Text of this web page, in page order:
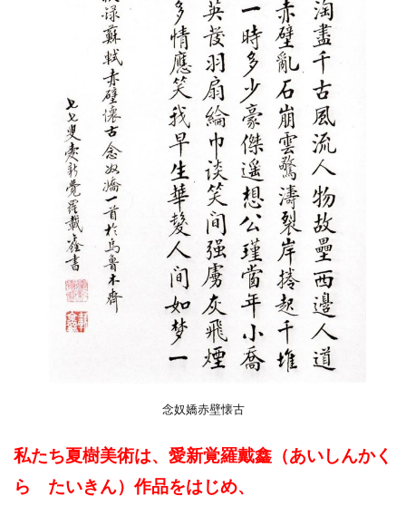
念奴嬌赤壁懐古
私たち夏樹美術は、愛新覚羅戴鑫（あいしんかく
ら たいきん）作品をはじめ、